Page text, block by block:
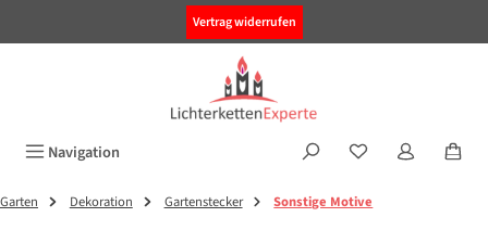
Vertrag widerrufen
Navigation
Garten Dekoration Gartenstecker Sonstige Motive